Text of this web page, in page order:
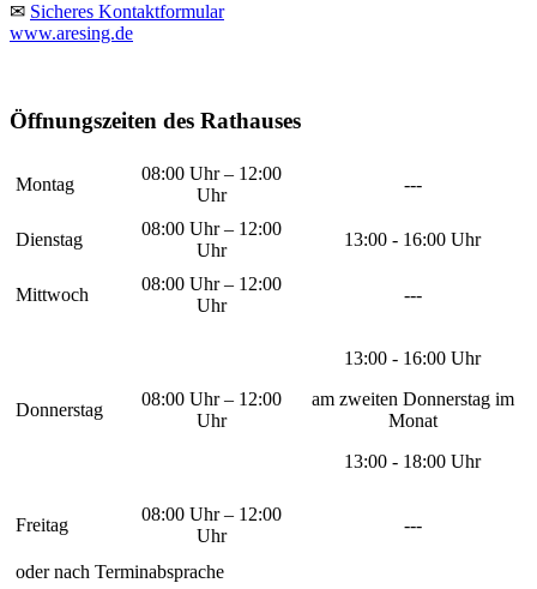
✉ Sicheres Kontaktformular
www.aresing.de
Öffnungszeiten des Rathauses
Montag
08:00 Uhr – 12:00
Uhr
---
Dienstag
08:00 Uhr – 12:00
Uhr
13:00 - 16:00 Uhr
Mittwoch
08:00 Uhr – 12:00
Uhr
---
Donnerstag
08:00 Uhr – 12:00
Uhr
13:00 - 16:00 Uhr
am zweiten Donnerstag im
Monat
13:00 - 18:00 Uhr
Freitag
08:00 Uhr – 12:00
Uhr
---
oder nach Terminabsprache